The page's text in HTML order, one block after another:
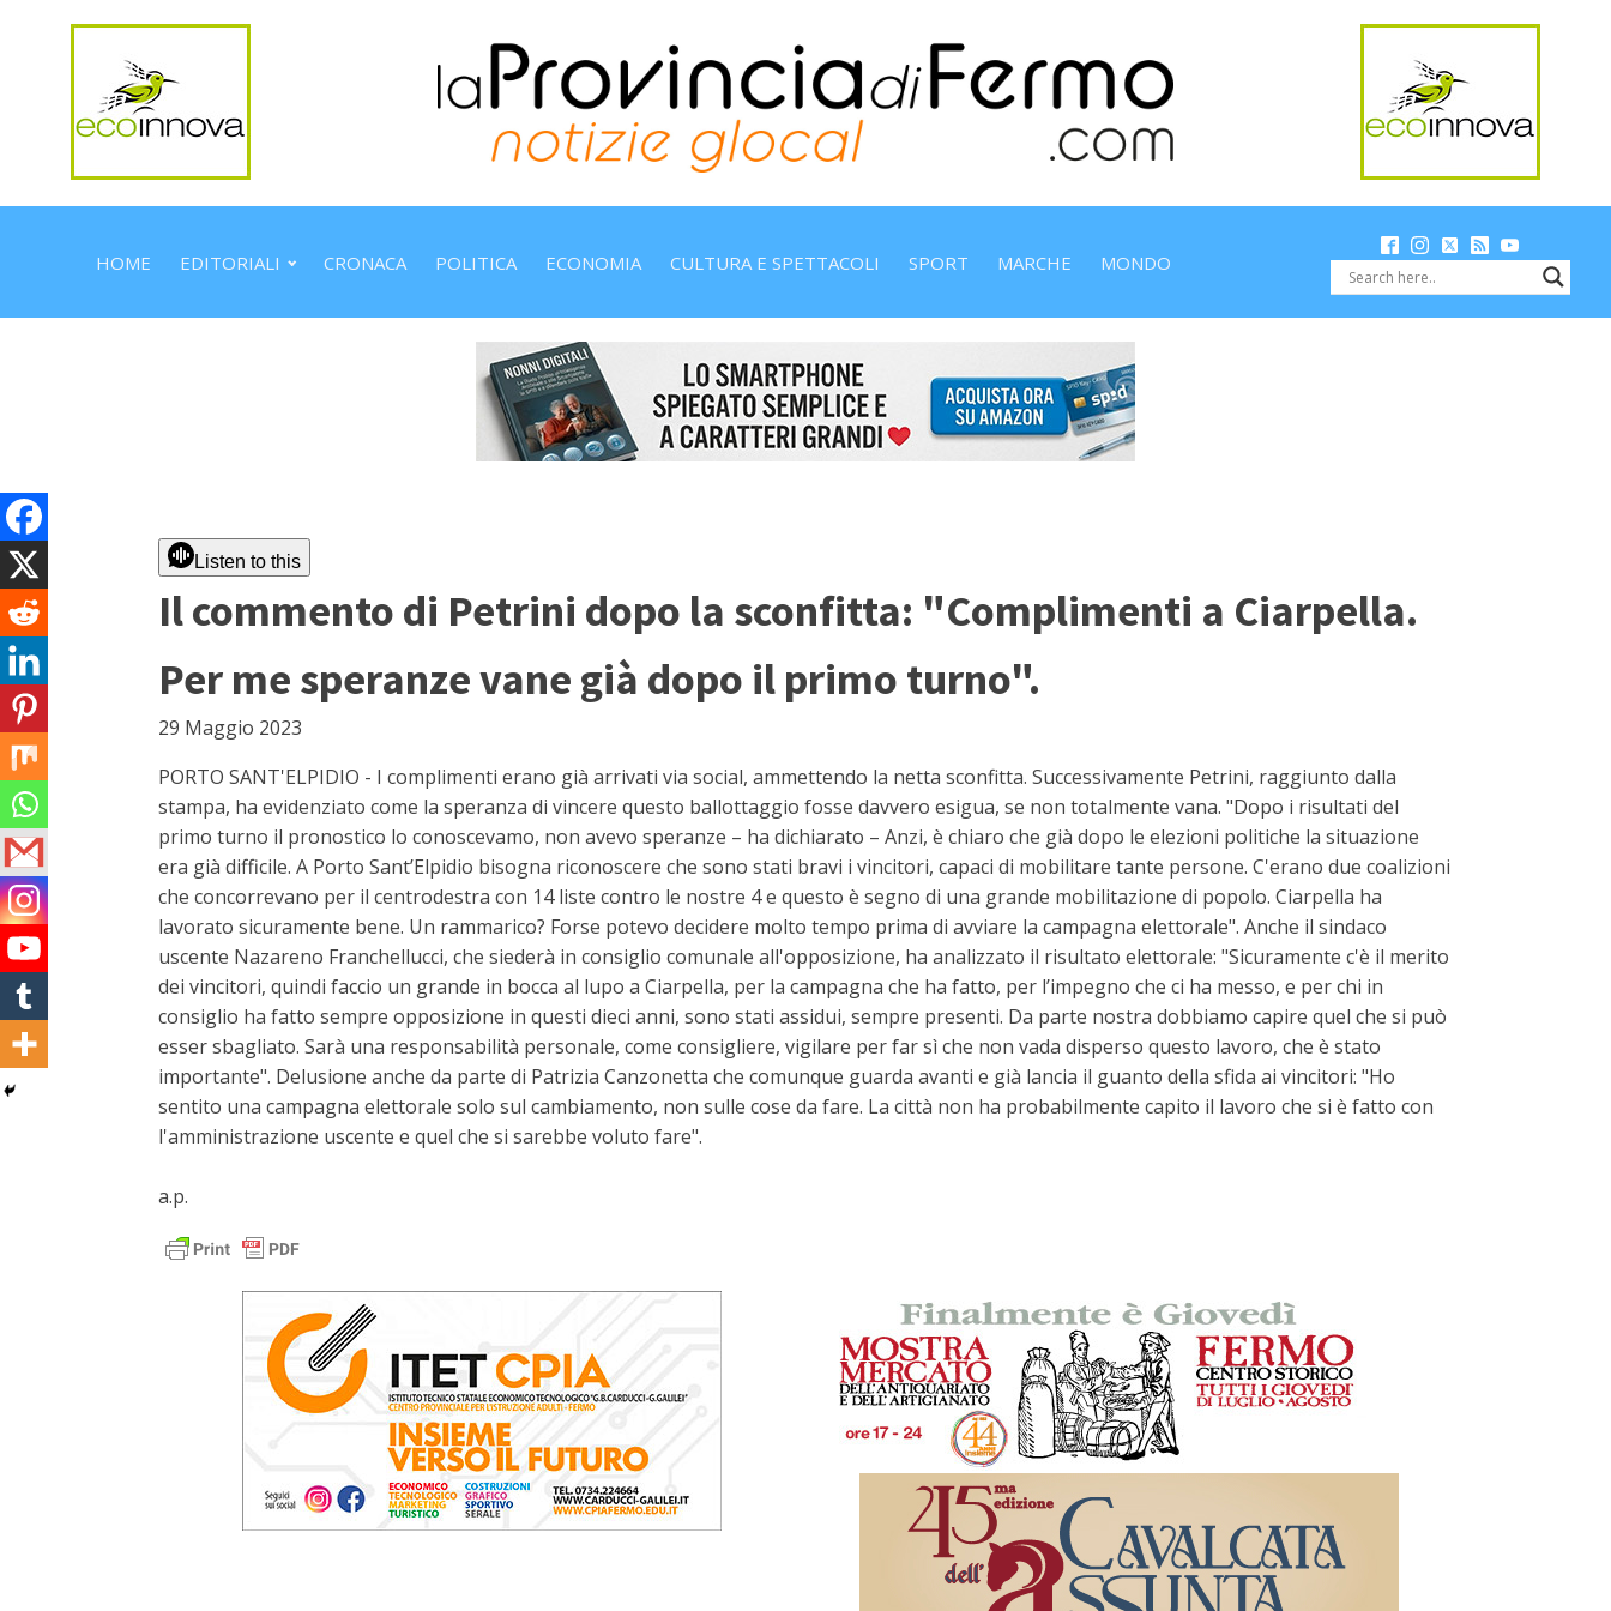
HOME EDITORIALI CRONACA POLITICA ECONOMIA CULTURA E SPETTACOLI SPORT MARCHE MONDO
Listen to this
Il commento di Petrini dopo la sconfitta: "Complimenti a Ciarpella.
Per me speranze vane già dopo il primo turno".
29 Maggio 2023
PORTO SANT'ELPIDIO - I complimenti erano già arrivati via social, ammettendo la netta sconfitta. Successivamente Petrini, raggiunto dalla
stampa, ha evidenziato come la speranza di vincere questo ballottaggio fosse davvero esigua, se non totalmente vana. "Dopo i risultati del
primo turno il pronostico lo conoscevamo, non avevo speranze – ha dichiarato – Anzi, è chiaro che già dopo le elezioni politiche la situazione
era già difficile. A Porto Sant’Elpidio bisogna riconoscere che sono stati bravi i vincitori, capaci di mobilitare tante persone. C'erano due coalizioni
che concorrevano per il centrodestra con 14 liste contro le nostre 4 e questo è segno di una grande mobilitazione di popolo. Ciarpella ha
lavorato sicuramente bene. Un rammarico? Forse potevo decidere molto tempo prima di avviare la campagna elettorale". Anche il sindaco
uscente Nazareno Franchellucci, che siederà in consiglio comunale all'opposizione, ha analizzato il risultato elettorale: "Sicuramente c'è il merito
dei vincitori, quindi faccio un grande in bocca al lupo a Ciarpella, per la campagna che ha fatto, per l’impegno che ci ha messo, e per chi in
consiglio ha fatto sempre opposizione in questi dieci anni, sono stati assidui, sempre presenti. Da parte nostra dobbiamo capire quel che si può
esser sbagliato. Sarà una responsabilità personale, come consigliere, vigilare per far sì che non vada disperso questo lavoro, che è stato
importante". Delusione anche da parte di Patrizia Canzonetta che comunque guarda avanti e già lancia il guanto della sfida ai vincitori: "Ho
sentito una campagna elettorale solo sul cambiamento, non sulle cose da fare. La città non ha probabilmente capito il lavoro che si è fatto con
l'amministrazione uscente e quel che si sarebbe voluto fare".
a.p.